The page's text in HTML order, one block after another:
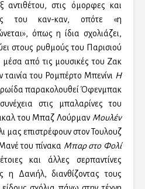
αντιθέτου, στις όμορφες και
του καν-καν, οπότε «η
όπως η ίδια σχολιάζει,
στους ρυθμούς του Παρισιού
από τις μουσικές του Ζακ
του Ρομπέρτο Μπενίνι Η
παρακολουθεί Όφενμπακ
στις μπαλαρίνες του
του Μπαζ Λούρμαν Μουλέν
μας επιστρέφουν στον Τουλουζ
του πίνακα Μπαρ στο Φολί
και άλλες σερπαντίνες
η Δανιήλ, διανθίζοντας τους